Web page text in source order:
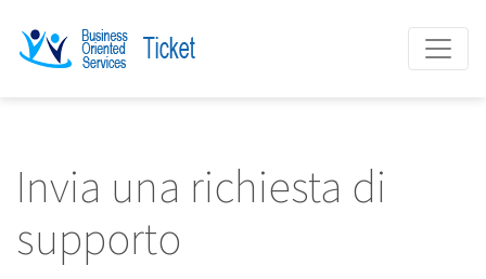
Invia una richiesta di
supporto